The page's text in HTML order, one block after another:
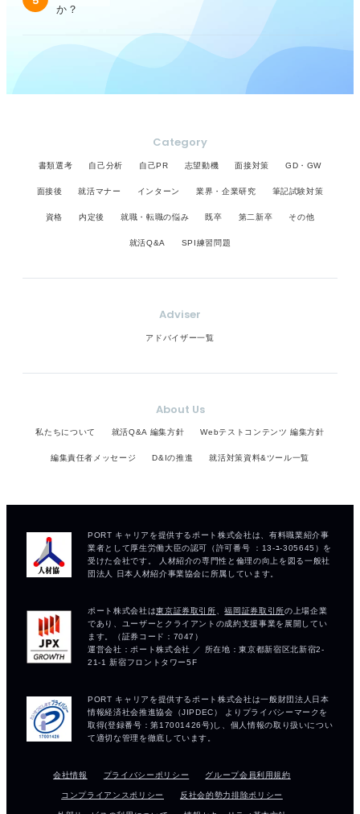
か？
Category
書類選考 自己分析 自己PR 志望動機 面接対策 GD・GW
面接後 就活マナー インターン 業界・企業研究 筆記試験対策
資格 内定後 就職・転職の悩み 既卒 第二新卒 その他
就活Q&A SPI練習問題
Adviser
アドバイザー一覧
About Us
私たちについて 就活Q&A 編集方針 Webテストコンテンツ 編集方針
編集責任者メッセージ D&Iの推進 就活対策資料&ツール一覧
会社情報 プライバシーポリシー グループ会員利用規約
コンプライアンスポリシー 反社会的勢力排除ポリシー